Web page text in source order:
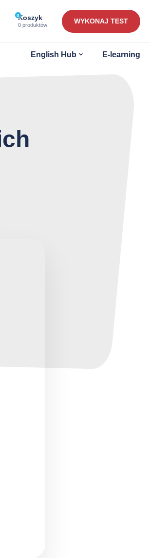
0KoszykIlość
przedmiotów
0 produktów WYKONAJ TEST
English Hub
OtwórzE-learning